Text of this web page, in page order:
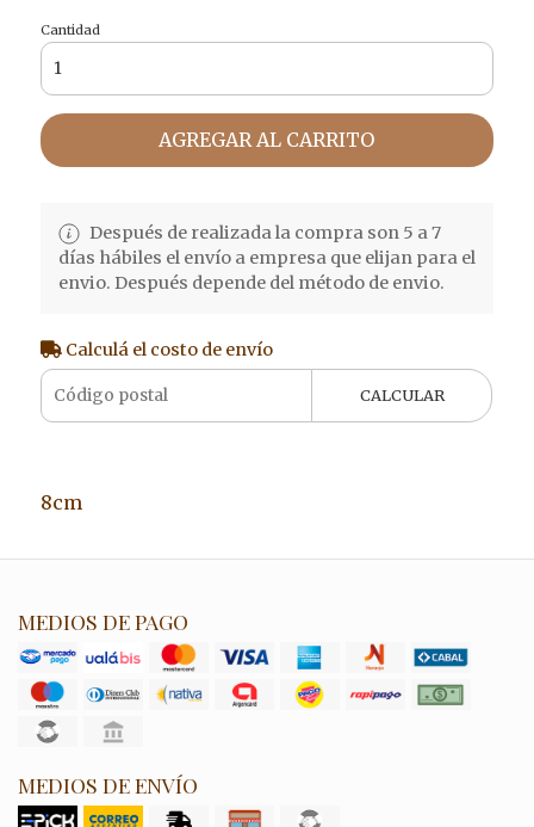
Cantidad
AGREGAR AL CARRITO
Después de realizada la compra son 5 a 7
días hábiles el envío a empresa que elijan para el
envio. Después depende del método de envio.
Calculá el costo de envío
CALCULAR
8cm
MEDIOS DE PAGO
MEDIOS DE ENVÍO